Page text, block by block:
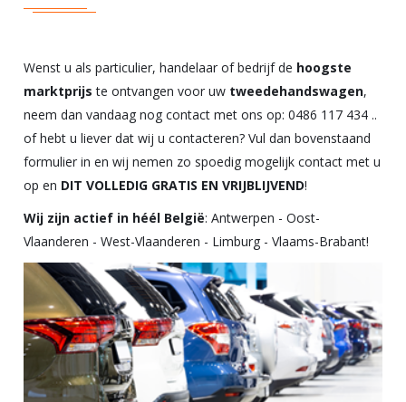
Wenst u als particulier, handelaar of bedrijf de hoogste
marktprijs te ontvangen voor uw tweedehandswagen,
neem dan vandaag nog contact met ons op:0486 117 434 ..
of hebt u liever dat wij u contacteren? Vul dan bovenstaand
formulier in en wij nemen zo spoedig mogelijk contact met u
op en DIT VOLLEDIG GRATIS EN VRIJBLIJVEND!
Wij zijn actief in héél België:Antwerpen -Oost-
Vlaanderen -West-Vlaanderen - Limburg -Vlaams-Brabant!